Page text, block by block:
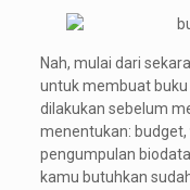
Nah, mulai dari
untuk membuat
dilakukan sebelum
menentukan: budget,
pengumpulan
kamu butuhkan